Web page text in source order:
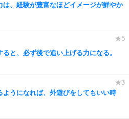
は、経験が豊富なほどイメージが鮮やか
ると、必ず後で追い上げる力になる。
ようになれば、外遊びをしてもいい時